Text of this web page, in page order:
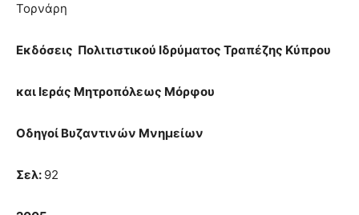
Τορνάρη
Εκδόσεις Πολιτιστικού Ιδρύματος Τραπέζης Κύπρου
και Ιεράς Μητροπόλεως Μόρφου
Οδηγοί Βυζαντινών Μνημείων
Σελ: 92